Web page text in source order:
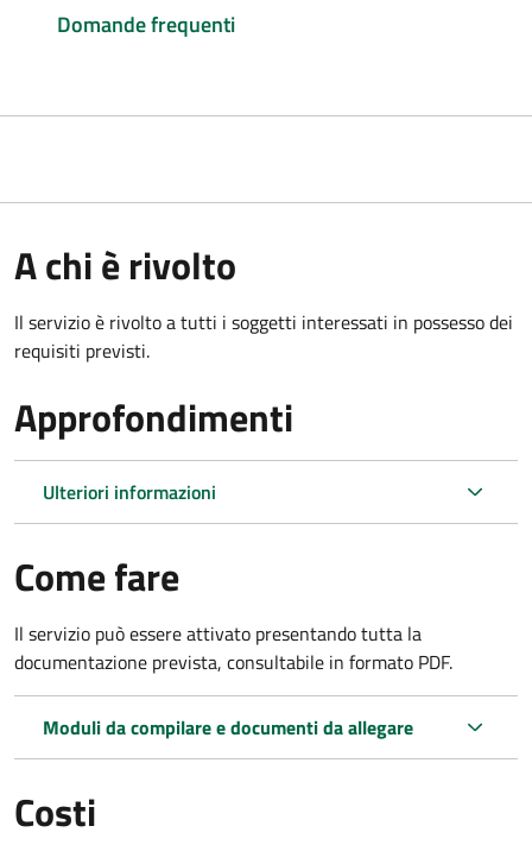
Domande frequenti
A chi è rivolto
Il servizio è rivolto a tutti i soggetti interessati in possesso dei
requisiti previsti.
Approfondimenti
Ulteriori informazioni
Come fare
Il servizio può essere attivato presentando tutta la
documentazione prevista, consultabile in formato PDF.
Moduli da compilare e documenti da allegare
Costi